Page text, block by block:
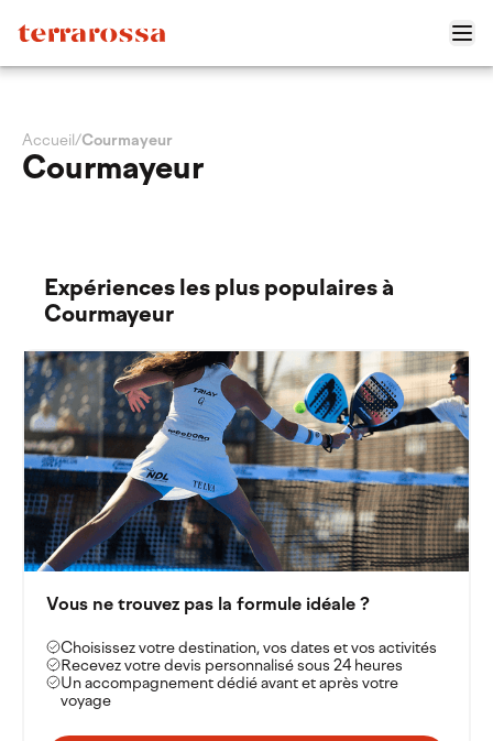
Accueil/Courmayeur
Courmayeur
Expériences les plus populaires à
Courmayeur
Vous ne trouvez pas la formule idéale ?
Choisissez votre destination, vos dates et vos activités
Recevez votre devis personnalisé sous 24 heures
Un accompagnement dédié avant et après votre
voyage